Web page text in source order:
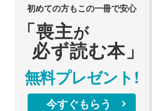
初めての方もこの一冊で安心
「喪主が
必ず読む本」
無料プレゼント!
今すぐもらう